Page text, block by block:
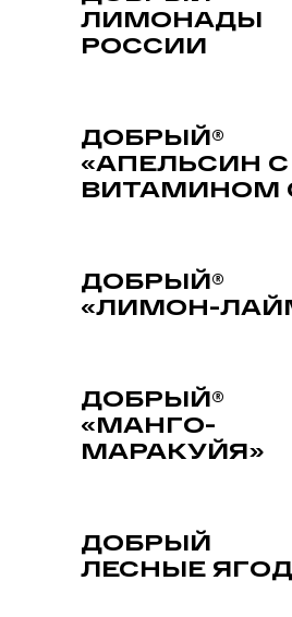
ЛИМОНАДЫ
РОССИИ
ДОБРЫЙ®
«АПЕЛЬСИН С
ВИТАМИНОМ
ДОБРЫЙ®
«ЛИМОН-
ДОБРЫЙ®
«МАНГО-
МАРАКУЙЯ»
ДОБРЫЙ
ЛЕСНЫЕ